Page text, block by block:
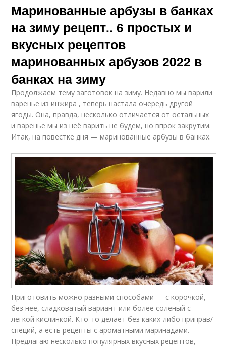
Маринованные арбузы в банках
на зиму рецепт.. 6 простых и
вкусных рецептов
маринованных арбузов 2022 в
банках на зиму
Продолжаем тему заготовок на зиму. Недавно мы варили
варенье из инжира , теперь настала очередь другой
ягоды. Она, правда, несколько отличается от остальных
и варенье мы из неё варить не будем, но впрок закрутим.
Итак, на повестке дня — маринованные арбузы в банках.
Приготовить можно разными способами — с корочкой,
без неё, сладковатый вариант или более солёный с
лёгкой кислинкой. Кто-то делает без каких-либо приправ/
специй, а есть рецепты с ароматными маринадами.
Предлагаю несколько популярных вкусных рецептов,